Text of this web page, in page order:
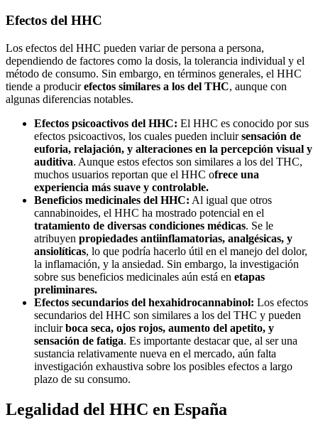
Efectos del HHC
Los efectos del HHC pueden variar de persona a persona,
dependiendo de factores como la dosis, la tolerancia individual y el
método de consumo. Sin embargo, en términos generales, el HHC
tiende a producirefectos similares a los del THC, aunque con
algunas diferencias notables.
Efectos psicoactivos del HHC: El HHC es conocido por sus
efectos psicoactivos, los cuales pueden incluirsensación de
euforia, relajación, y alteraciones en la percepción visual y
auditiva. Aunque estos efectos son similares a los del THC,
muchos usuarios reportan que el HHC ofrece una
experiencia más suave y controlable.
Beneficios medicinales del HHC: Al igual que otros
cannabinoides, el HHC ha mostrado potencial en el
tratamiento de diversas condiciones médicas. Se le
atribuyen propiedades antiinflamatorias, analgésicas, y
ansiolíticas, lo que podría hacerlo útil en el manejo del dolor,
la inflamación, y la ansiedad. Sin embargo, la investigación
sobre sus beneficios medicinales aún está en etapas
preliminares.
Efectos secundarios del hexahidrocannabinol: Los efectos
secundarios del HHC son similares a los del THC y pueden
incluirboca seca, ojos rojos, aumento del apetito, y
sensación de fatiga. Es importante destacar que, al ser una
sustancia relativamente nueva en el mercado, aún falta
investigación exhaustiva sobre los posibles efectos a largo
plazo de su consumo.
Legalidad del HHC en España